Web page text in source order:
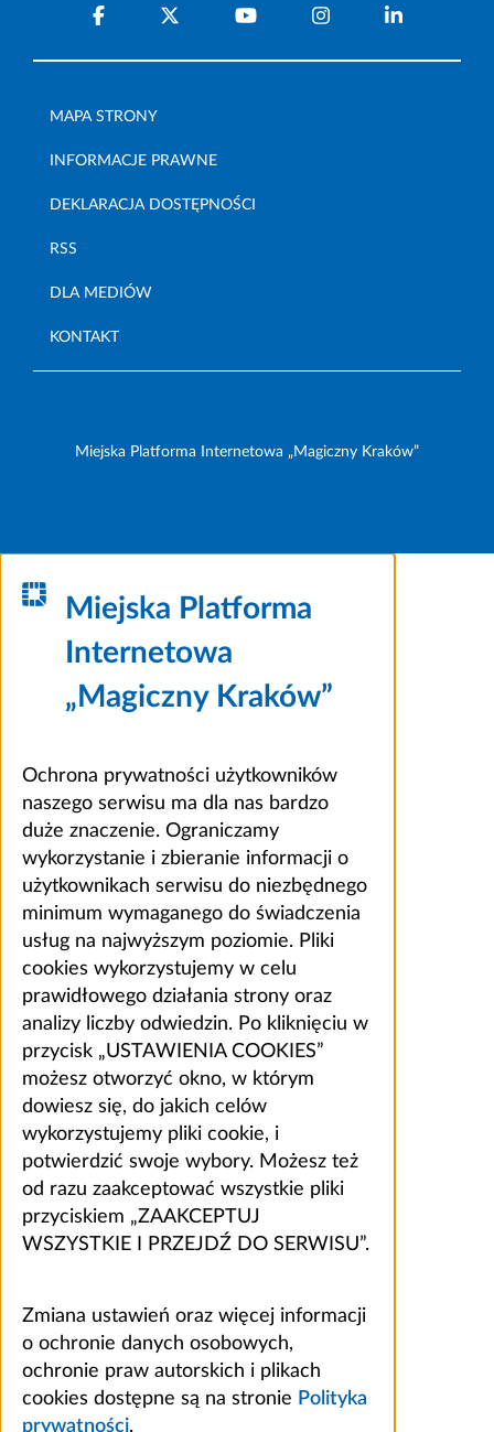
MAPA STRONY
INFORMACJE PRAWNE
DEKLARACJA DOSTĘPNOŚCI
RSS
DLA MEDIÓW
KONTAKT
Miejska Platforma Internetowa „Magiczny Kraków”
Miejska Platforma
Internetowa
„Magiczny Kraków”
Ochrona prywatności użytkowników
naszego serwisu ma dla nas bardzo
duże znaczenie. Ograniczamy
wykorzystanie i zbieranie informacji o
użytkownikach serwisu do niezbędnego
minimum wymaganego do świadczenia
usług na najwyższym poziomie. Pliki
cookies wykorzystujemy w celu
prawidłowego działania strony oraz
analizy liczby odwiedzin. Po kliknięciu w
przycisk „USTAWIENIA COOKIES”
możesz otworzyć okno, w którym
dowiesz się, do jakich celów
wykorzystujemy pliki cookie, i
potwierdzić swoje wybory. Możesz też
od razu zaakceptować wszystkie pliki
przyciskiem „ZAAKCEPTUJ
WSZYSTKIE I PRZEJDŹ DO SERWISU”.
Zmiana ustawień oraz więcej informacji
o ochronie danych osobowych,
ochronie praw autorskich i plikach
cookies dostępne są na stronie Polityka
prywatności.